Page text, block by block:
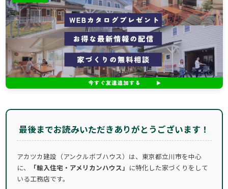
最後までお読みいただきありがとうございます！
アカツカ建設（アンクルボブハウス）は、東京都立川市を中心
に、
「輸入住宅・アメリカンハウス」 に特化した家づくりをして
いる工務店です。